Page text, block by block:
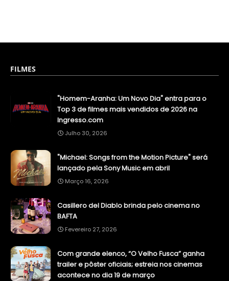
FILMES
"Homem-Aranha: Um Novo Dia" entra para o
Top 3 de filmes mais vendidos de 2026 na
Ingresso.com
Julho 30, 2026
"Michael: Songs from the Motion Picture" será
lançado pela Sony Music em abril
Março 16, 2026
Casillero del Diablo brinda pelo cinema no
BAFTA
Fevereiro 27, 2026
Com grande elenco, “O Velho Fusca” ganha
trailer e pôster oficiais; estreia nos cinemas
acontece no dia 19 de março